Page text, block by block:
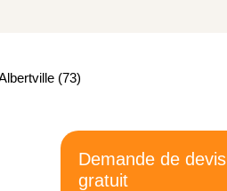
(73)
Demande de devis
gratuit